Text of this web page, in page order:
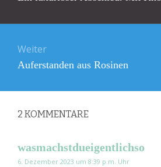
Weiter
Nächster
Auferstanden aus Rosinen
2 KOMMENTARE
wasmachstdueigentlichso
6. Dezember 2023 um 8:39 p.m. Uhr